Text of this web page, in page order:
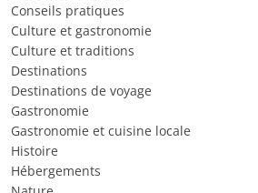
Conseils pratiques
Culture et gastronomie
Culture et traditions
Destinations
Destinations de voyage
Gastronomie
Gastronomie et cuisine locale
Histoire
Hébergements